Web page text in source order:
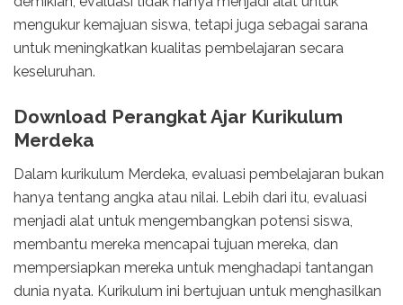
mengukur kemajuan siswa, tetapi juga sebagai sarana
untuk meningkatkan kualitas pembelajaran secara
keseluruhan.
Download Perangkat Ajar Kurikulum
Merdeka
Dalam kurikulum Merdeka, evaluasi pembelajaran bukan
hanya tentang angka atau nilai. Lebih dari itu, evaluasi
menjadi alat untuk mengembangkan potensi siswa,
membantu mereka mencapai tujuan mereka, dan
mempersiapkan mereka untuk menghadapi tantangan
dunia nyata. Kurikulum ini bertujuan untuk menghasilkan